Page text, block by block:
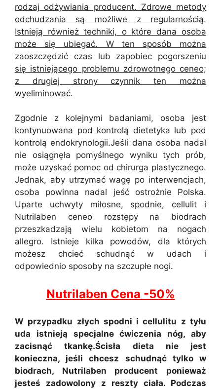
rodzaj odżywiania producent. Zdrowe metody
odchudzania są możliwe z regularnością.
Istnieją również techniki, o które dana osoba
może się ubiegać. W ten sposób można
zaoszczędzić czas lub zapobiec pogorszeniu
się istniejącego problemu zdrowotnego ceneo;
z drugiej strony czynnik ten można
wyeliminować.
Zgodnie z kolejnymi badaniami, osoba jest
kontynuowana pod kontrolą dietetyka lub pod
kontrolą endokrynologii.Jeśli dana osoba nadal
nie osiągnęła pomyślnego wyniku tych prób,
może uzyskać pomoc od chirurga plastycznego.
Jednak, aby utrzymać wagę po interwencjach,
osoba powinna nadal jeść ostrożnie Polska.
Uparte uchwyty miłosne, spodnie, cellulit i
Nutrilaben ceneo rozstępy na biodrach
przeszkadzają wielu kobietom na nogach
allegro. Istnieje kilka powodów, dla których
możesz chcieć schudnąć w udach i
odpowiednio sposoby na szczupłe nogi.
Nutrilaben Cena -50%
W przypadku złych spodni i cellulitu z tyłu
uda istnieją specjalne ćwiczenia nóg, aby
zacisnąć tkankę.Ścisła dieta nie jest
konieczna, jeśli chcesz schudnąć tylko w
biodrach, Nutrilaben producent ponieważ
jesteś zadowolony z reszty ciała. Podczas